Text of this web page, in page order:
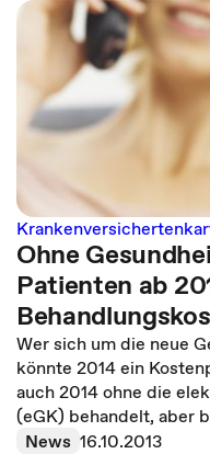
Ohne
Patienten ab
Wer sich um die neue
könnte 2014 ein
auch 2014 ohne die
(eGK) behandelt, aber
News 16.10.2013